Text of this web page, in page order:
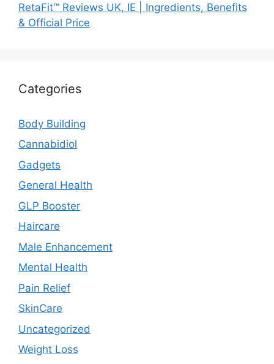
RetaFit™ Reviews UK, IE | Ingredients, Benefits
& Official Price
Categories
Body Building
Cannabidiol
Gadgets
General Health
GLP Booster
Haircare
Male Enhancement
Mental Health
Pain Relief
SkinCare
Uncategorized
Weight Loss